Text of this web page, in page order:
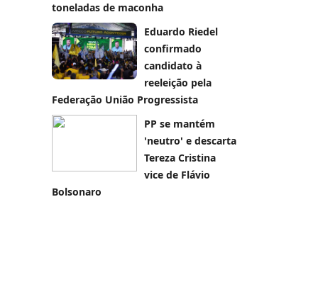
toneladas de maconha
Eduardo Riedel
confirmado
candidato à
reeleição pela
Federação União Progressista
PP se mantém
'neutro' e descarta
Tereza Cristina
vice de Flávio
Bolsonaro